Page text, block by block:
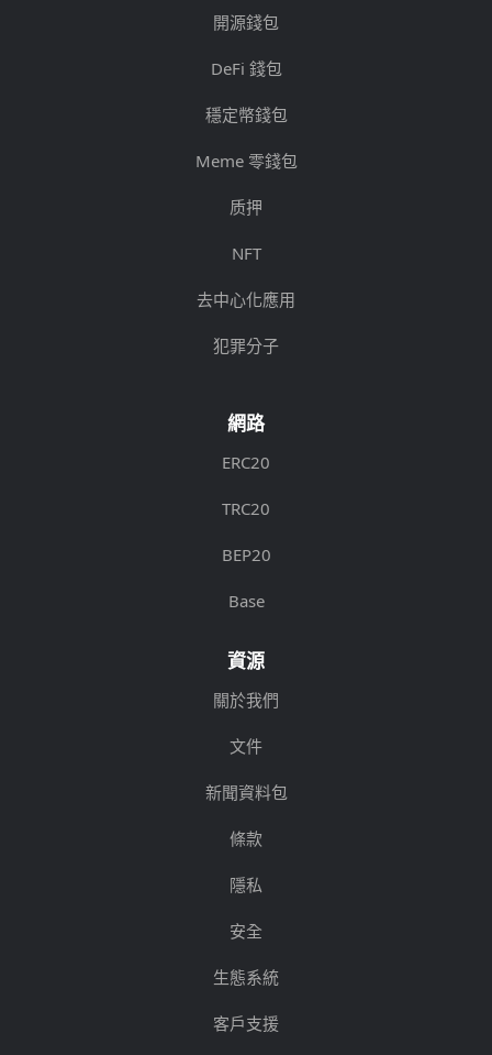
開源錢包
DeFi 錢包
穩定幣錢包
Meme 零錢包
质押
NFT
去中心化應用
犯罪分子
網路
ERC20
TRC20
BEP20
Base
資源
關於我們
文件
新聞資料包
條款
隱私
安全
生態系統
客戶支援